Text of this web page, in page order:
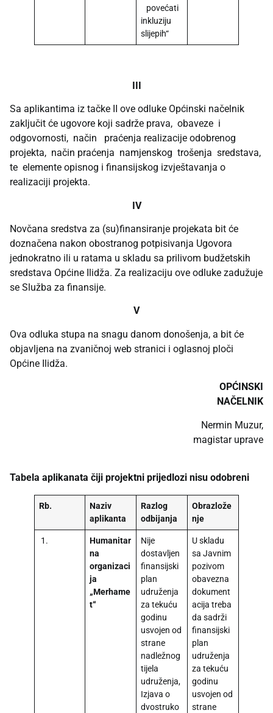
povećati
inkluziju
slijepih“
III
Sa aplikantima iz tačke II ove odluke Općinski načelnik
zaključit će ugovore koji sadrže prava, obaveze i
odgovornosti, način praćenja realizacije odobrenog
projekta, način praćenja namjenskog trošenja sredstava,
te elemente opisnog i finansijskog izvještavanja o
realizaciji projekta.
IV
Novčana sredstva za (su)finansiranje projekata bit će
doznačena nakon obostranog potpisivanja Ugovora
jednokratno ili u ratama u skladu sa prilivom budžetskih
sredstava Općine Ilidža. Za realizaciju ove odluke zadužuje
se Služba za finansije.
V
Ova odluka stupa na snagu danom donošenja, a bit će
objavljena na zvaničnoj web stranici i oglasnoj ploči
Općine Ilidža.
OPĆINSKI
NAČELNIK
Nermin Muzur,
magistar uprave
Tabela aplikanata čiji projektni prijedlozi nisu odobreni
Rb.
Naziv
aplikanta
Razlog
odbijanja
Obrazlože
nje
1.
Humanitar
na
organizaci
ja
„Merhame
t“
Nije
dostavljen
finansijski
plan
udruženja
za tekuću
godinu
usvojen od
strane
nadležnog
tijela
udruženja,
Izjava o
dvostruko
U skladu
sa Javnim
pozivom
obavezna
dokument
acija treba
da sadrži
finansijski
plan
udruženja
za tekuću
godinu
usvojen od
strane